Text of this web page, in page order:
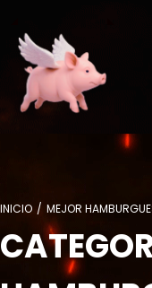
INICIO / MEJOR